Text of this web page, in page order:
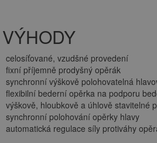
celosíťované, vzudšné provedení
fixní příjemně prodyšný opěrák
synchronní výškově polohovatelná
flexibilní bederní opěrka na podporu
výškově, hloubkově a úhlově stavitelné
synchronní polohování opěrky hlavy
automatická regulace síly protiváhy